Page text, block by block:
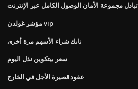
تبادل مجموعة الأمان الوصول الكامل عبر الإنترنت
مؤشر غولدن vip
نايك شراء الأسهم مرة أخرى
سعر بيتكوين نذل اليوم
عقود قصيرة الأجل في الخارج